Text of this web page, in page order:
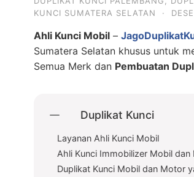
KUNCI SUMATERA SELATAN
·
Ahli Kunci Mobil –
Sumatera Selatan khusus untuk
Semua Merk dan Pembuatan
Duplikat Kunci
Layanan Ahli Kunci Mobil
Ahli Kunci Immobilizer Mobil dan
Duplikat Kunci Mobil dan Motor